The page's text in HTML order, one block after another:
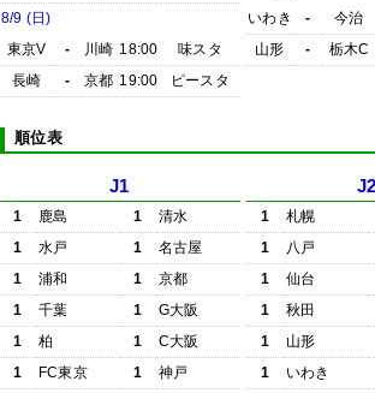
8/9 (日)
東京V
- 川崎 18:00
味スタ
長崎
- 京都 19:00 ピースタ
いわき
-
今治
山形
- 栃木C
順位表
J1
1 鹿島 1
清水
1
水戸 1
名古屋
1
浦和 1
京都
1
千葉 1
G大阪
1
柏 1
C大阪
1
FC東京 1
神戸
1
札幌
1
八戸
1
仙台
1
秋田
1
山形
1
いわき